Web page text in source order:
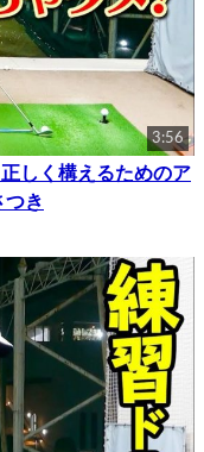
3:56
しく構えるためのア
つき